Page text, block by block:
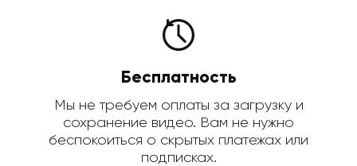
Бесплатность
Мы не требуем оплаты за загрузку и
сохранение видео. Вам не нужно
беспокоиться о скрытых платежах или
подписках.